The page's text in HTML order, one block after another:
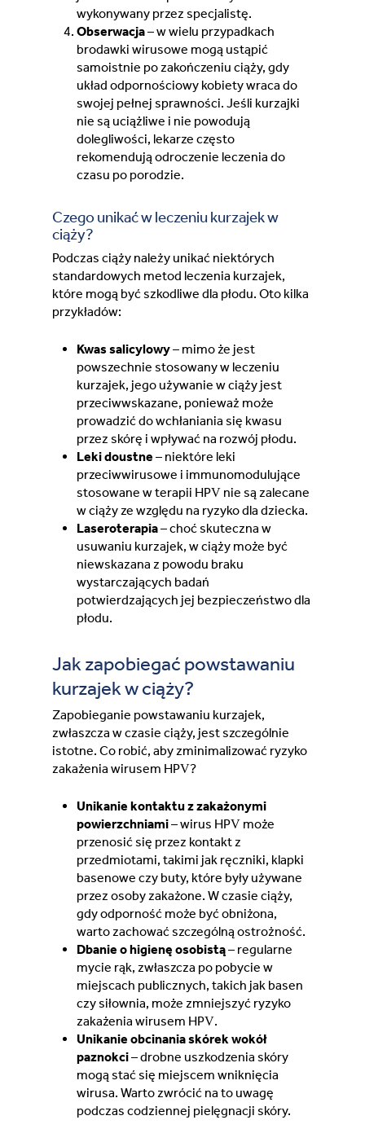
wykonywany przez specjalistę.
Obserwacja– w wielu przypadkach
brodawki wirusowe mogą ustąpić
samoistnie po zakończeniu ciąży, gdy
układ odpornościowy kobiety wraca do
swojej pełnej sprawności. Jeśli kurzajki
nie są uciążliwe i nie powodują
dolegliwości, lekarze często
rekomendują odroczenie leczenia do
czasu po porodzie.
Czego unikać w leczeniu kurzajek w
ciąży?
Podczas ciąży należy unikać niektórych
standardowych metod leczenia kurzajek,
które mogą być szkodliwe dla płodu. Oto kilka
przykładów:
Kwas salicylowy– mimo że jest
powszechnie stosowany w leczeniu
kurzajek, jego używanie w ciąży jest
przeciwwskazane, ponieważ może
prowadzić do wchłaniania się kwasu
przez skórę i wpływać na rozwój płodu.
Leki doustne – niektóre leki
przeciwwirusowe i immunomodulujące
stosowane w terapii HPV nie są zalecane
w ciąży ze względu na ryzyko dla dziecka.
Laseroterapia– choć skuteczna w
usuwaniu kurzajek, w ciąży może być
niewskazana z powodu braku
wystarczających badań
potwierdzających jej bezpieczeństwo dla
płodu.
Jak zapobiegać powstawaniu
kurzajek w ciąży?
Zapobieganie powstawaniu kurzajek,
zwłaszcza w czasie ciąży, jest szczególnie
istotne. Co robić, aby zminimalizować ryzyko
zakażenia wirusem HPV?
Unikanie kontaktu z zakażonymi
powierzchniami– wirus HPV może
przenosić się przez kontakt z
przedmiotami, takimi jak ręczniki, klapki
basenowe czy buty, które były używane
przez osoby zakażone. W czasie ciąży,
gdy odporność może być obniżona,
warto zachować szczególną ostrożność.
Dbanie o higienę osobistą– regularne
mycie rąk, zwłaszcza po pobycie w
miejscach publicznych, takich jak basen
czy siłownia, może zmniejszyć ryzyko
zakażenia wirusem HPV.
Unikanie obcinania skórek wokół
paznokci– drobne uszkodzenia skóry
mogą stać się miejscem wniknięcia
wirusa. Warto zwrócić na to uwagę
podczas codziennej pielęgnacji skóry.